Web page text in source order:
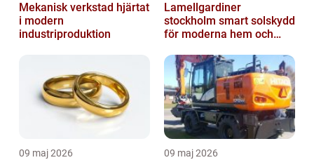
Mekanisk verkstad hjärtat
i modern
industriproduktion
Lamellgardiner
stockholm smart solskydd
för moderna hem och
09 maj 2026 09 maj 2026